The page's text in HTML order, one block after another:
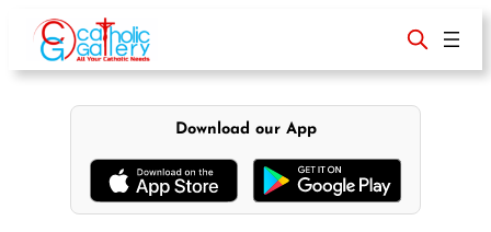
content
Download our App